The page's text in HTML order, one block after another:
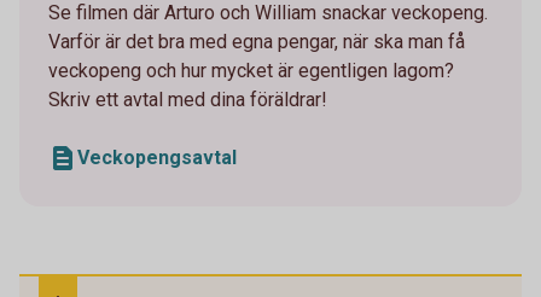
Se filmen där Arturo och William snackar veckopeng.
Varför är det bra med egna pengar, när ska man få
veckopeng och hur mycket är egentligen lagom?
Skriv ett avtal med dina föräldrar!
Veckopengsavtal